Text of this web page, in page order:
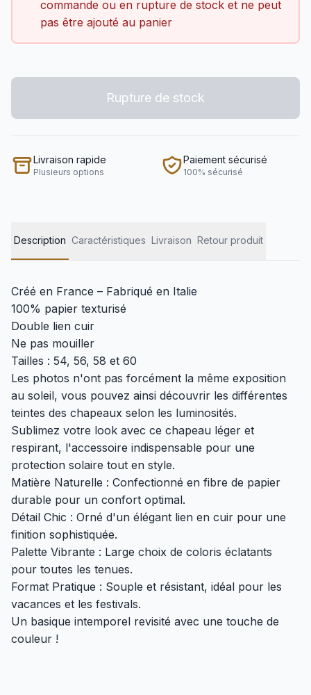
commande ou en rupture de stock et ne peut
pas être ajouté au panier
Rupture de stock
Livraison rapide
Plusieurs options
Paiement sécurisé
100% sécurisé
Description Caractéristiques Livraison Retour produit
Créé en France – Fabriqué en Italie
100% papier texturisé
Double lien cuir
Ne pas mouiller
Tailles : 54, 56, 58 et 60
Les photos n'ont pas forcément la même exposition
au soleil, vous pouvez ainsi découvrir les différentes
teintes des chapeaux selon les luminosités.
Sublimez votre look avec ce chapeau léger et
respirant, l'accessoire indispensable pour une
protection solaire tout en style.
Matière Naturelle : Confectionné en fibre de papier
durable pour un confort optimal.
Détail Chic : Orné d'un élégant lien en cuir pour une
finition sophistiquée.
Palette Vibrante : Large choix de coloris éclatants
pour toutes les tenues.
Format Pratique : Souple et résistant, idéal pour les
vacances et les festivals.
Un basique intemporel revisité avec une touche de
couleur !